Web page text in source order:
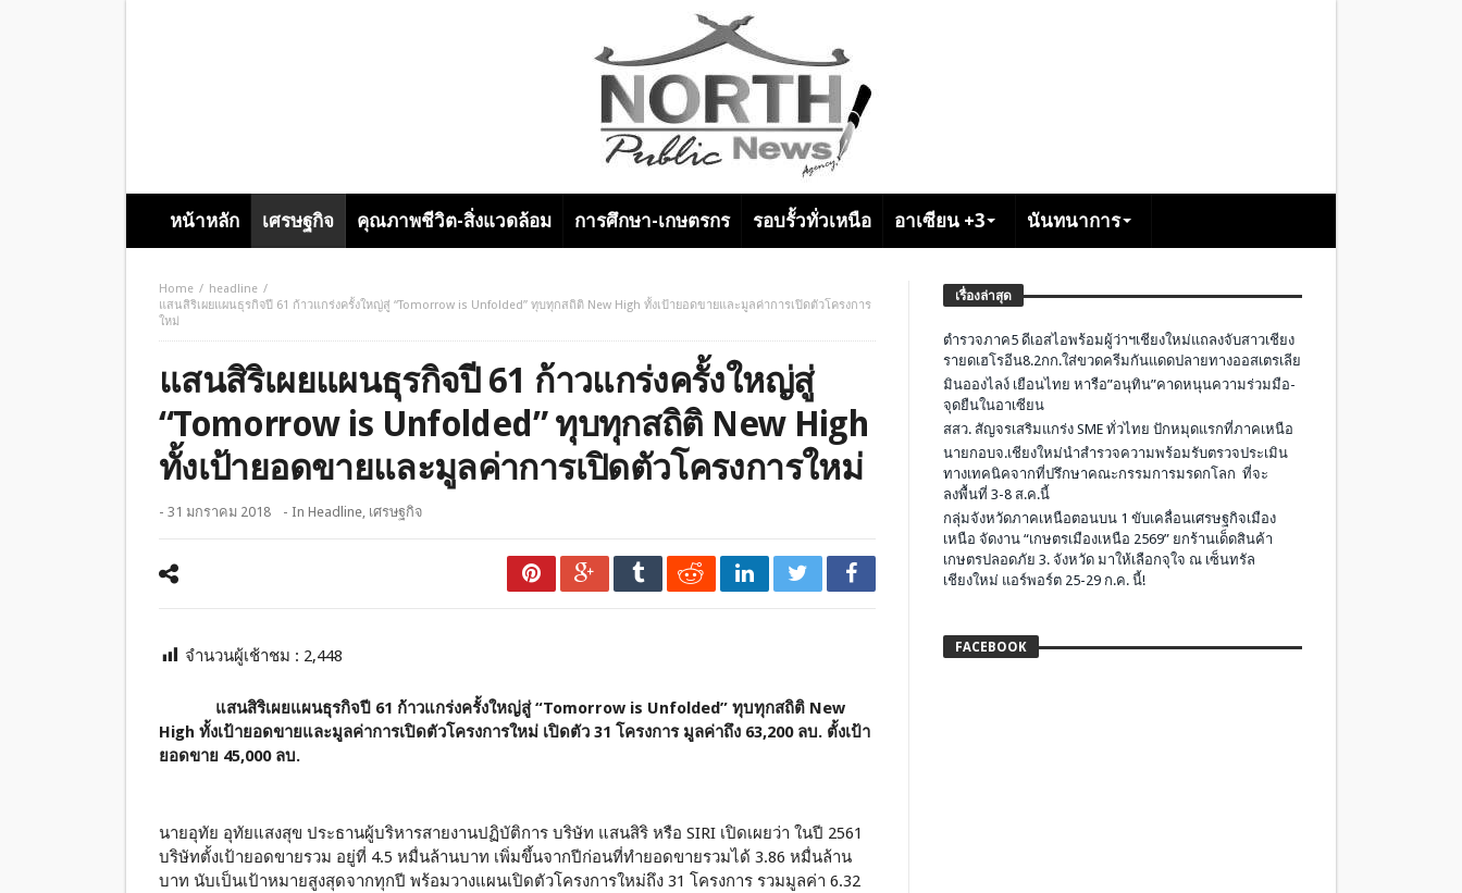
หน้าหลัก เศรษฐกิจ คุณภาพชีวิต-สิ่งแวดล้อม การศึกษา-เกษตรกร รอบรั้วทั่วเหนือ อาเซียน +3 นันทนาการ
Home
headline
แสนสิริเผยแผนธุรกิจปี 61 ก้าวแกร่งครั้งใหญ่สู่ “Tomorrow is Unfolded” ทุบทุกสถิติ New High ทั้งเป้ายอดขายและมูลค่าการเปิดตัวโครงการ
ใหม่
แสนสิริเผยแผนธุรกิจปี 61 ก้าวแกร่งครั้งใหญ่สู่
“Tomorrow is Unfolded” ทุบทุกสถิติ New High
ทั้งเป้ายอดขายและมูลค่าการเปิดตัวโครงการใหม่
- 31 มกราคม 2018 - In Headline, เศรษฐกิจ
จำนวนผู้เช้าชม : 2,448
แสนสิริเผยแผนธุรกิจปี 61 ก้าวแกร่งครั้งใหญ่สู่ “Tomorrow is Unfolded” ทุบทุกสถิติ New
High ทั้งเป้ายอดขายและมูลค่าการเปิดตัวโครงการใหม่ เปิดตัว 31 โครงการ มูลค่าถึง 63,200 ลบ. ตั้งเป้า
ยอดขาย 45,000 ลบ.
นายอุทัย อุทัยแสงสุข ประธานผู้บริหารสายงานปฏิบัติการ บริษัท แสนสิริ หรือ SIRI เปิดเผยว่า ในปี 2561
บริษัทตั้งเป้ายอดขายรวม อยู่ที่ 4.5 หมื่นล้านบาท เพิ่มขึ้นจากปีก่อนที่ทำยอดขายรวมได้ 3.86 หมื่นล้าน
บาท นับเป็นเป้าหมายสูงสุดจากทุกปี พร้อมวางแผนเปิดตัวโครงการใหม่ถึง 31 โครงการ รวมมูลค่า 6.32
เรื่องล่าสุด
ตำรวจภาค5 ดีเอสไอพร้อมผู้ว่าฯเชียงใหม่แถลงจับสาวเชียง
รายดเฮโรอีน8.2กก.ใส่ขวดครีมกันแดดปลายทางออสเตรเลีย
มินอองไลง์ เยือนไทย หารือ”อนุทิน”คาดหนุนความร่วมมือ-
จุดยืนในอาเซียน
สสว. สัญจรเสริมแกร่ง SME ทั่วไทย ปักหมุดแรกที่ภาคเหนือ
นายกอบจ.เชียงใหม่นำสำรวจความพร้อมรับตรวจประเมิน
ทางเทคนิคจากที่ปรึกษาคณะกรรมการมรดกโลก ที่จะ
ลงพื้นที่ 3-8 ส.ค.นี้
กลุ่มจังหวัดภาคเหนือตอนบน 1 ขับเคลื่อนเศรษฐกิจเมือง
เหนือ จัดงาน “เกษตรเมืองเหนือ 2569” ยกร้านเด็ดสินค้า
เกษตรปลอดภัย 3. จังหวัด มาให้เลือกจุใจ ณ เซ็นทรัล
เชียงใหม่ แอร์พอร์ต 25-29 ก.ค. นี้!
FACEBOOK